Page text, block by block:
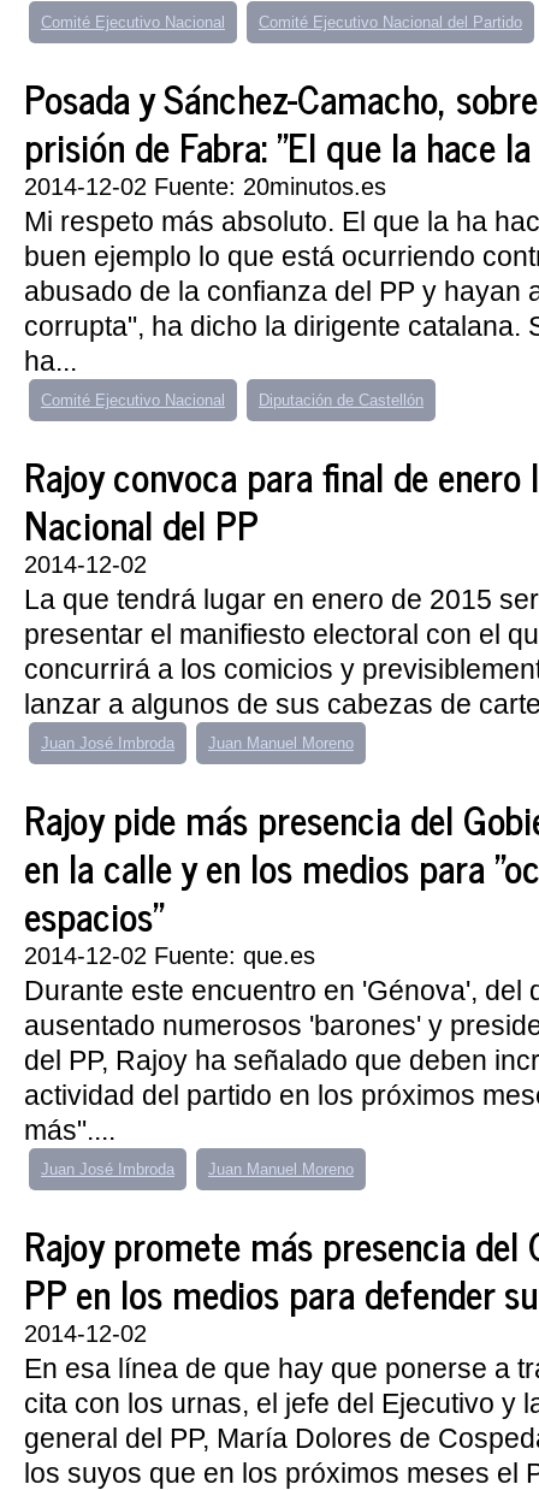
Comité Ejecutivo Nacional Comité Ejecutivo Nacional del Partido
Posada y Sánchez-Camacho,
prisión de Fabra: "El que la hace
2014-12-02 Fuente: 20minutos.es
Mi respeto más absoluto. El que la ha
buen ejemplo lo que está ocurriendo
abusado de la confianza del PP y hayan
corrupta", ha dicho la dirigente catalana.
ha...
Comité Ejecutivo Nacional Diputación de Castellón
Rajoy convoca para final de
Nacional del PP
2014-12-02
La que tendrá lugar en enero de 2015
presentar el manifiesto electoral con el
concurrirá a los comicios y
lanzar a algunos de sus cabezas de
Juan José Imbroda Juan Manuel Moreno
Rajoy pide más presencia del
en la calle y en los medios para
espacios"
2014-12-02 Fuente: que.es
Durante este encuentro en 'Génova', del
ausentado numerosos 'barones' y
del PP, Rajoy ha señalado que deben
actividad del partido en los próximos
más"....
Juan José Imbroda Juan Manuel Moreno
Rajoy promete más presencia del
PP en los medios para defender
2014-12-02
En esa línea de que hay que ponerse a
cita con los urnas, el jefe del Ejecutivo y
general del PP, María Dolores de
los suyos que en los próximos meses el